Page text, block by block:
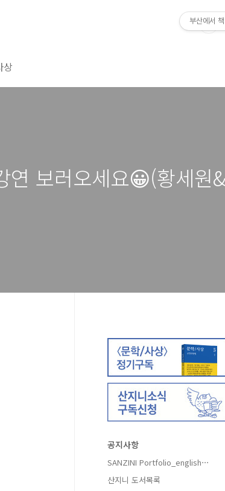
상
연 보러오세요😀(황세원
공지사항
SANZINI Portfolio_english⋯
산지니 도서목록
부산에서